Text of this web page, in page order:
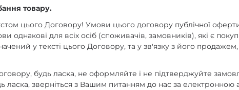
ножі
товару.
цього Договору! Умови цього договору публічної
однакові для всіх осіб (споживачів, замовників), які є
у тексті цього Договору, та у зв'язку з його
будь ласка, не оформляйте і не підтверджуйте
ласка, зверніться з Вашим питанням до нас за електронною